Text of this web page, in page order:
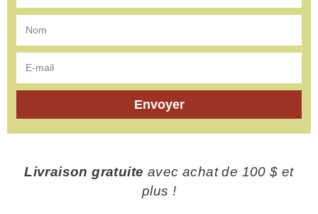
Envoyer
Livraison gratuite avec achat de 100 $ et
plus !